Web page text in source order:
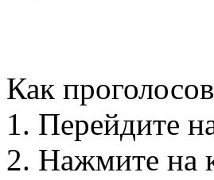
Как
1. Перейдите
2. Нажмите на